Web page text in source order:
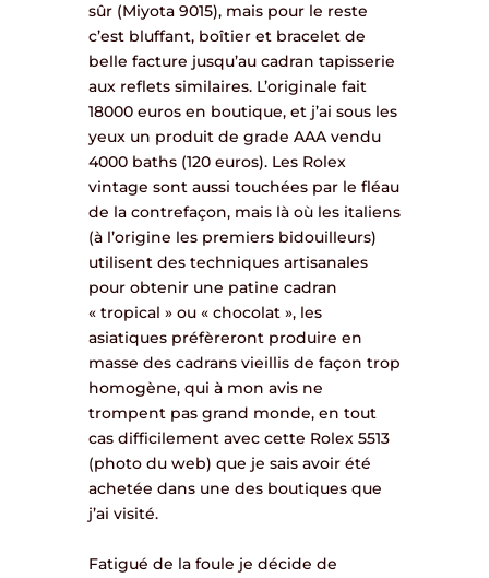
sûr (Miyota 9015), mais pour le reste
c’est bluffant, boîtier et bracelet de
belle facture jusqu’au cadran tapisserie
aux reflets similaires. L’originale fait
18000 euros en boutique, et j’ai sous les
yeux un produit de grade AAA vendu
4000 baths (120 euros). Les Rolex
vintage sont aussi touchées par le fléau
de la contrefaçon, mais là où les italiens
(à l’origine les premiers bidouilleurs)
utilisent des techniques artisanales
pour obtenir une patine cadran
« tropical » ou « chocolat », les
asiatiques préfèreront produire en
masse des cadrans vieillis de façon trop
homogène, qui à mon avis ne
trompent pas grand monde, en tout
cas difficilement avec cette Rolex 5513
(photo du web) que je sais avoir été
achetée dans une des boutiques que
j’ai visité.
Fatigué de la foule je décide de